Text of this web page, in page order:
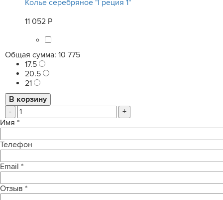
Колье серебряное "Греция 1"
11 052 Р
Общая сумма: 10 775
17.5
20.5
21
-
+
Имя *
Телефон
Email *
Отзыв *